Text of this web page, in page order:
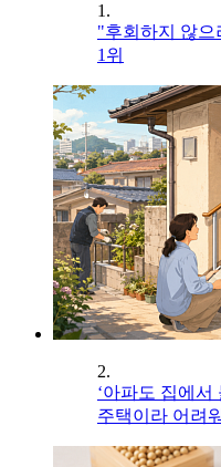
1.
"후회하지 않으
1위
2.
‘아파도 집에
주택이라 어려워